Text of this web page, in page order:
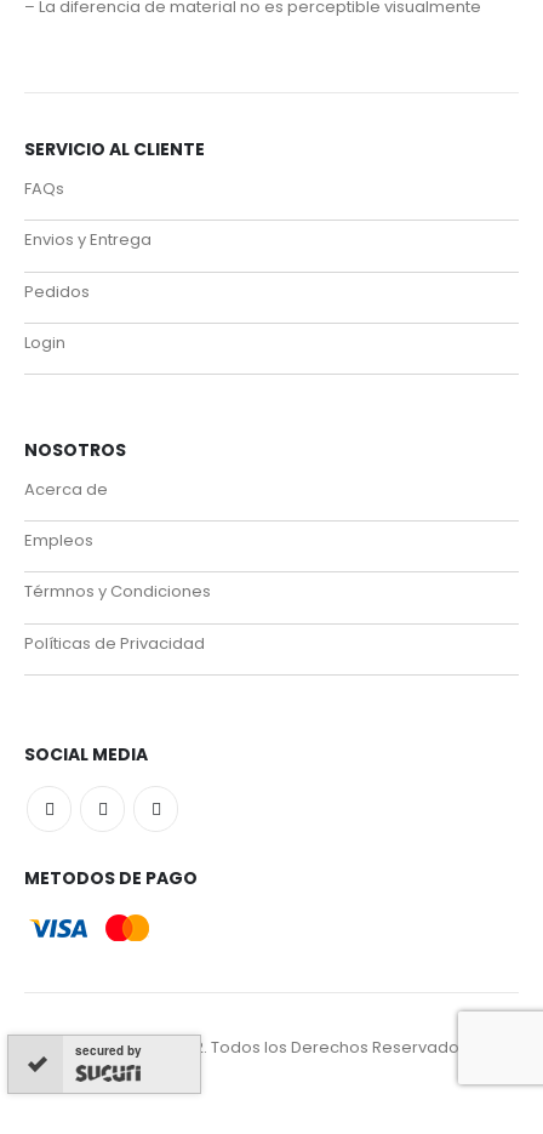
– La diferencia de material no es perceptible visualmente
SERVICIO AL CLIENTE
FAQs
Envios y Entrega
Pedidos
Login
NOSOTROS
Acerca de
Empleos
Térmnos y Condiciones
Políticas de Privacidad
SOCIAL MEDIA
METODOS DE PAGO
© Best Melamine. 2022. Todos los Derechos Reservados
secured by